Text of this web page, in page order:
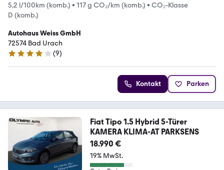
5,2 l/100km (komb.) • 117 g CO₂/km (komb.) • CO₂-Klasse
D (komb.)
Autohaus Weiss GmbH
72574 Bad Urach
4 Sterne
(9)
Kontakt Parken
Fiat Tipo 1.5 Hybrid 5-Türer
KAMERA KLIMA-AT PARKSENS
18.990 €
19% MwSt.